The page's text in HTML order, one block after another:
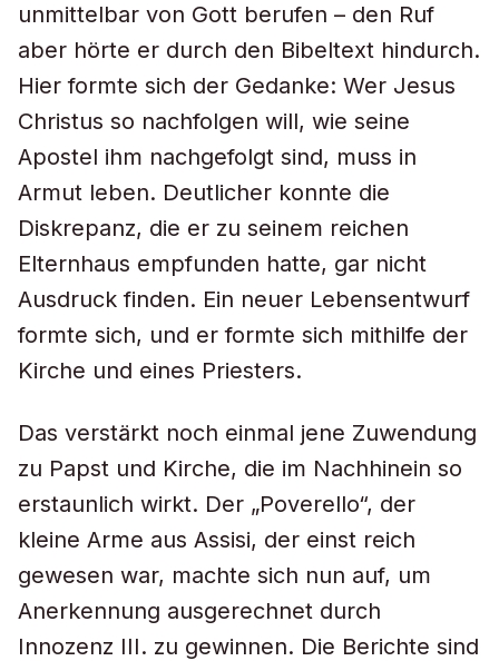
unmittelbar von Gott berufen – den Ruf
aber hörte er durch den Bibeltext hindurch.
Hier formte sich der Gedanke: Wer Jesus
Christus so nachfolgen will, wie seine
Apostel ihm nachgefolgt sind, muss in
Armut leben. Deutlicher konnte die
Diskrepanz, die er zu seinem reichen
Elternhaus empfunden hatte, gar nicht
Ausdruck finden. Ein neuer Lebensentwurf
formte sich, und er formte sich mithilfe der
Kirche und eines Priesters.
Das verstärkt noch einmal jene Zuwendung
zu Papst und Kirche, die im Nachhinein so
erstaunlich wirkt. Der „Poverello“, der
kleine Arme aus Assisi, der einst reich
gewesen war, machte sich nun auf, um
Anerkennung ausgerechnet durch
Innozenz III. zu gewinnen. Die Berichte sind